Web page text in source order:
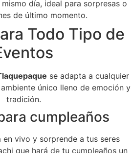
día, ideal para sorpresas o
de último momento.
Todo Tipo de
se adapta a cualquier
único lleno de emoción y
tradición.
cumpleaños
en vivo y sorprende a tus seres
que hará de tu cumpleaños un